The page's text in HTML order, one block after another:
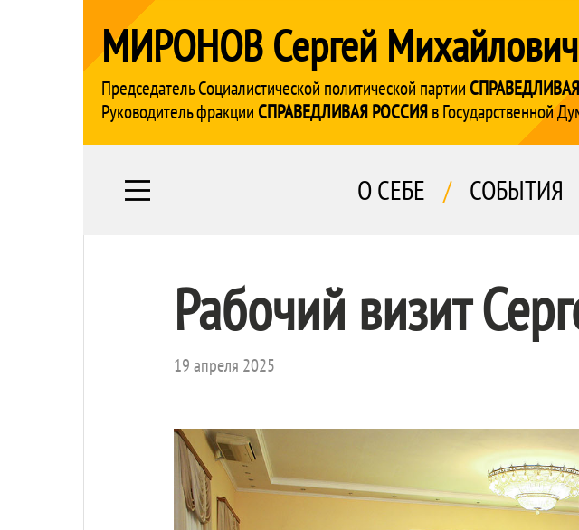
МИРОНОВ Сергей Михайлович
Председатель Социалистической политической партии
Руководитель фракции СПРАВЕДЛИВАЯ РОССИЯв Государственной
О СЕБЕ / СОБЫТИЯ
Рабочий визит
19 апреля 2025